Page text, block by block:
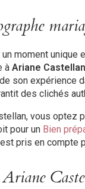
moment unique
à Ariane
son expérience
des clichés
vous optez
pour un Bien
pris en